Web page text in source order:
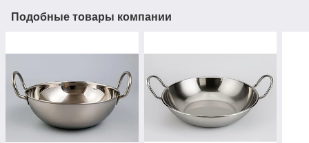
Подобные товары компании